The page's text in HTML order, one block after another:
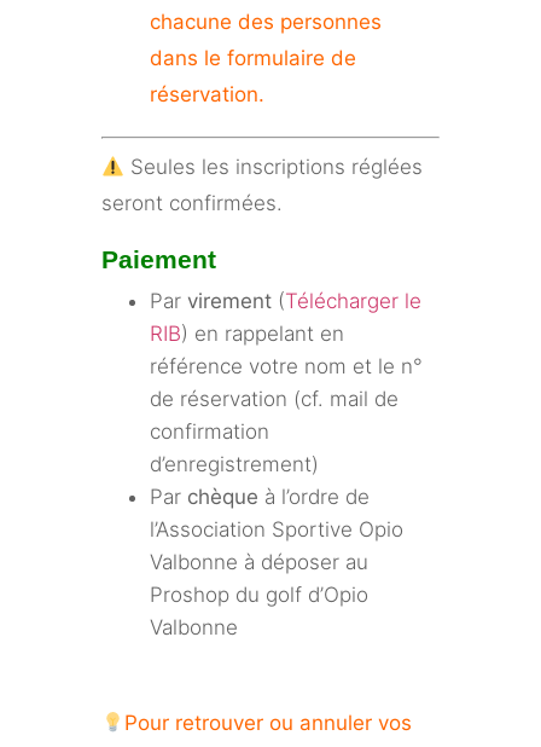
chacune des personnes
dans le formulaire de
réservation.
Seules les inscriptions réglées
seront confirmées.
Paiement
Par virement (Télécharger le
RIB) en rappelant en
référence votre nom et le n°
de réservation (cf. mail de
confirmation
d’enregistrement)
Par chèque à l’ordre de
l’Association Sportive Opio
Valbonne à déposer au
Proshop du golf d’Opio
Valbonne
Pour retrouver ou annuler vos